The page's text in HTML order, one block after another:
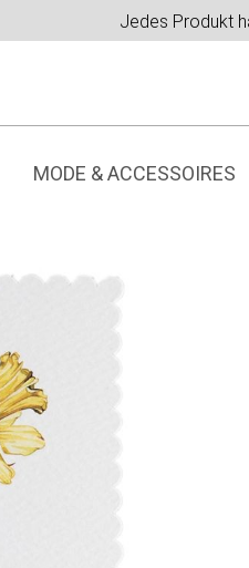
Jedes Produkt
MODE & ACCESSOIRES